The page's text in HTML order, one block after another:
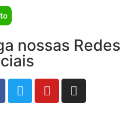
nossas Redes